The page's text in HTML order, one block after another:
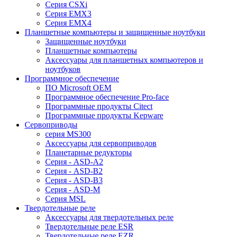
Серия CSXi
Серия EMX3
Серия EMX4
Планшетные компьютеры и защищенные ноутбуки
Защищенные ноутбуки
Планшетные компьютеры
Аксессуары для планшетных компьютеров и
ноутбуков
Программное обеспечение
ПО Microsoft OEM
Программное обеспечение Pro-face
Программные продукты Citect
Программные продукты Kepware
Сервоприводы
серия MS300
Аксессуары для сервоприводов
Планетарные редукторы
Серия - ASD-A2
Серия - ASD-B2
Серия - ASD-B3
Серия - ASD-M
Серия MSL
Твердотельные реле
Аксессуары для твердотельных реле
Твердотельные реле ESR